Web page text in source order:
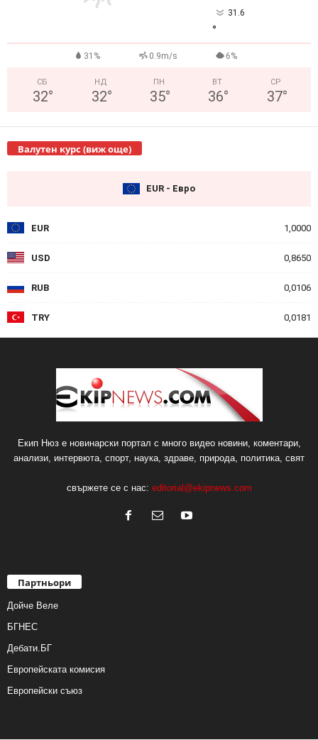
31.6
°
31% 0.9m/s 6%
СБ
32°
НД
32°
ПН
35°
ВТ
36°
СР
37°
Валутен курс (виж още)
EUR - Евро
EUR 1,0000
USD 0,8650
RUB 0,0106
TRY 0,0181
Екип Нюз е новинарски портал с много видео новини, коментари,
анализи, интервюта, спорт, наука, здраве, природа, политика, свят
свържете се с нас: editorial@ekipnews.com
Партньори
Дойче Веле
БГНЕС
Дебати.БГ
Европейската комисия
Европейски съюз